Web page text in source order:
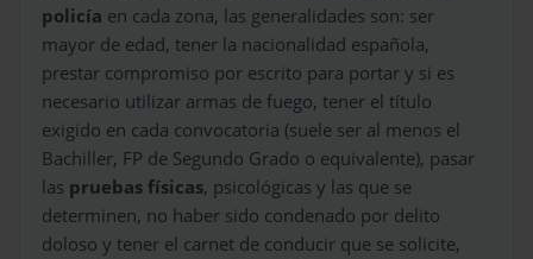
policía en cada zona, las generalidades son: ser
mayor de edad, tener la nacionalidad española,
prestar compromiso por escrito para portar y si es
necesario utilizar armas de fuego, tener el título
exigido en cada convocatoria (suele ser al menos el
Bachiller, FP de Segundo Grado o equivalente), pasar
las pruebas físicas, psicológicas y las que se
determinen, no haber sido condenado por delito
doloso y tener el carnet de conducir que se solicite,